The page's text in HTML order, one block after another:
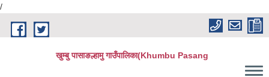
/
Skip to main content
खुम्बु पासाङल्हामु गाउँपालिका(Khumbu Pasang